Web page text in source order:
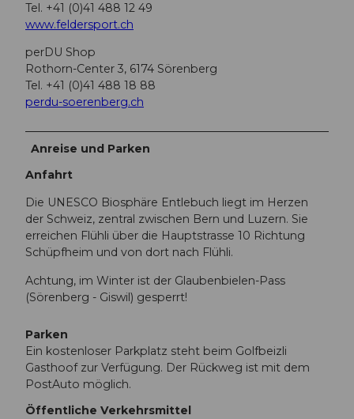
Tel. +41 (0)41 488 12 49
www.feldersport.ch
perDU Shop
Rothorn-Center 3, 6174 Sörenberg
Tel. +41 (0)41 488 18 88
perdu-soerenberg.ch
Anreise und Parken
Anfahrt
Die UNESCO Biosphäre Entlebuch liegt im Herzen
der Schweiz, zentral zwischen Bern und Luzern. Sie
erreichen Flühli über die Hauptstrasse 10 Richtung
Schüpfheim und von dort nach Flühli.
Achtung, im Winter ist der Glaubenbielen-Pass
(Sörenberg - Giswil) gesperrt!
Parken
Ein kostenloser Parkplatz steht beim Golfbeizli
Gasthoof zur Verfügung. Der Rückweg ist mit dem
PostAuto möglich.
Öffentliche Verkehrsmittel